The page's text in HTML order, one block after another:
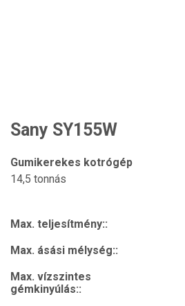
Sany SY155W
Gumikerekes kotrógép
14,5 tonnás
Max. teljesítmény::
Max. ásási mélység::
Max. vízszintes
gémkinyúlás::